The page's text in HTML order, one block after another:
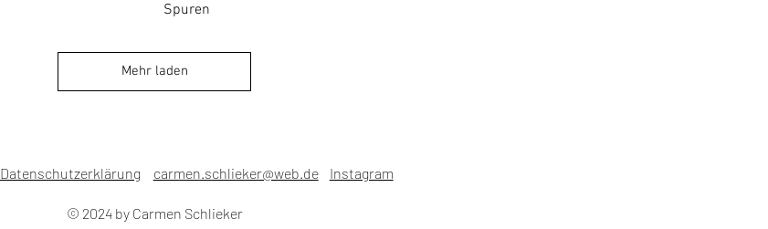
Spuren
Mehr laden
Datenschutzerklärung carmen.schlieker@web.de Instagram
© 2024 by Carmen Schlieker